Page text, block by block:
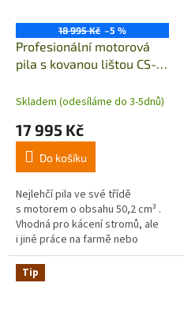
18 995 Kč –5 %
Profesionální motorová
pila s kovanou lištou CS-
Skladem (odesíláme do 3-5dnů)
17 995 Kč
Do košíku
Nejlehčí pila ve své třídě
s motorem o obsahu 50,2 cm³ .
Vhodná pro kácení stromů, ale
i jiné práce na farmě nebo
v lese. Je součástí...
Tip